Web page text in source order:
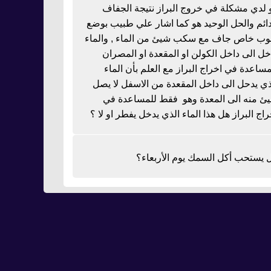
لدي مشكلة في خروج البراز نتيجة الجفاف
والحل الوحيد هو كما اشار علي طبيب بوضع
خاص جاف مع سكب شيئ من الماء , والماء
الى داخل الكولن او المقعدة او المصران
في اخراج البراز مع العلم بأن الماء
يدحل الى داخل المقعدة من الاسفل لا يصل
منه الى المعدة وهو فقط للمساعدة في
البراز هل هذا الماء الذي يدخل يفطر او لا ؟
يستحب أكل السمك يوم الأربعاء؟